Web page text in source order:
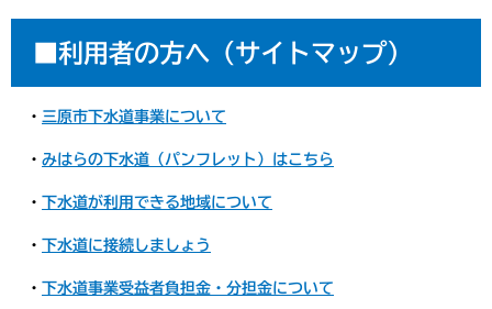
■利用者の方へ（サイトマップ）
・ 三原市下水道事業について
・ みはらの下水道（パンフレット）はこちら
・ 下水道が利用できる地域について
・ 下水道に接続しましょう
・ 下水道事業受益者負担金・分担金について